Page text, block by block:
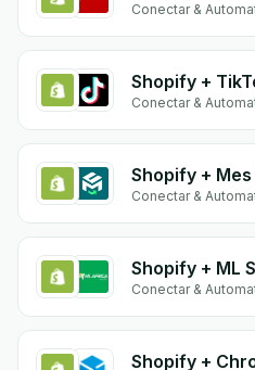
Conectar &
Shopify +
Conectar &
Shopify +
Conectar &
Shopify + ML
Conectar &
Shopify +